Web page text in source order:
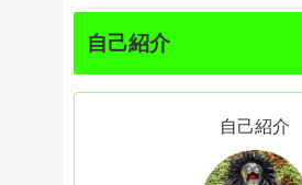
自己紹介
自己紹介